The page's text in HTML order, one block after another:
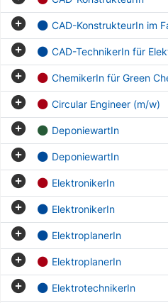
CAD-KonstrukteurIn im
CAD-TechnikerIn für
ChemikerIn für Green
Circular Engineer (m/w)
DeponiewartIn
DeponiewartIn
ElektronikerIn
ElektronikerIn
ElektroplanerIn
ElektroplanerIn
ElektrotechnikerIn